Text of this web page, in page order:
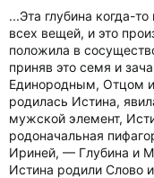
...Эта глубина когда-
всех вещей, и это
положила в
приняв это семя и
Единородным, Отцом
родилась Истина,
мужской элемент,
родоначальная
Ириней, — Глубина и
Истина родили Слово